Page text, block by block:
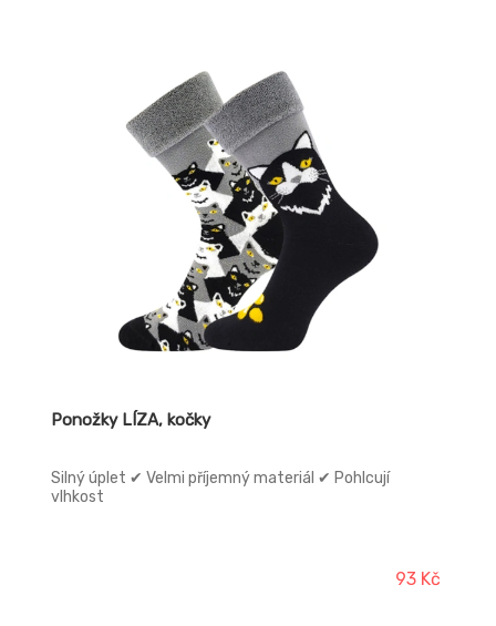
Ponožky LÍZA, kočky
Silný úplet ✔ Velmi příjemný materiál ✔ Pohlcují
vlhkost
93 Kč